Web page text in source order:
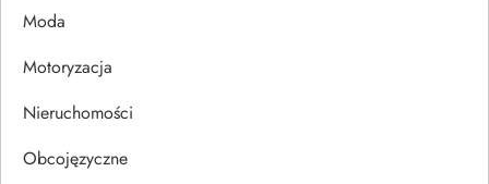
i
s
u
Moda
Motoryzacja
Nieruchomości
Obcojęzyczne